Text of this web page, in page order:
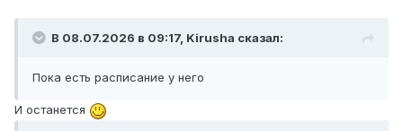
В 08.07.2026 в 09:17, Kirusha сказал:
Пока есть расписание у него
И останется